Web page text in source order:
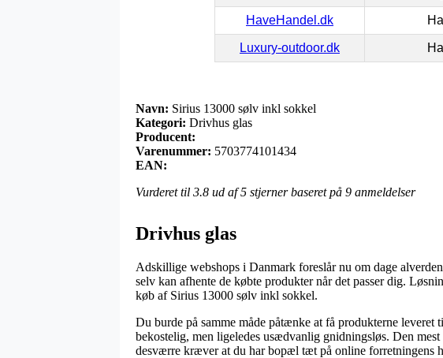
HaveHandel.dk
Luxury-outdoor.dk
Navn: Sirius 13000 sølv inkl sokkel
Kategori: Drivhus glas
Producent:
Varenummer: 5703774101434
EAN:
Vurderet til 3.8 ud af 5 stjerner baseret på 9 anmeldelser
Drivhus glas
Adskillige webshops i Danmark foreslår nu om dage
selv kan afhente de købte produkter når det passer dig.
køb af Sirius 13000 sølv inkl sokkel.
Du burde på samme måde påtænke at få produkterne
bekostelig, men ligeledes usædvanlig gnidningsløs. Den
desværre kræver at du har bopæl tæt på online forretningens